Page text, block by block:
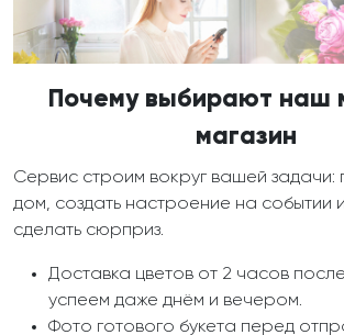
Почему выбирают наш
магазин
Сервис строим вокруг вашей задачи:
дом, создать настроение на событии
сделать сюрприз.
Доставка цветов от 2 часов
успеем даже днём и вечером.
Фото готового букета перед